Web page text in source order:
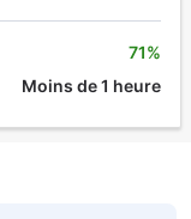
71%
Moins de 1 heure